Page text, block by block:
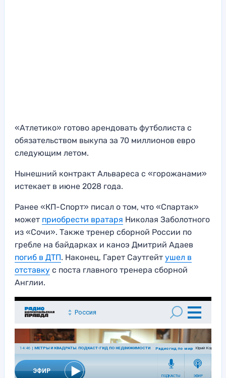
«Атлетико» готово арендовать футболиста с
обязательством выкупа за 70 миллионов евро
следующим летом.
Нынешний контракт Альвареса с «горожанами»
истекает в июне 2028 года.
Ранее «КП-Спорт» писал о том, что «Спартак»
может приобрести вратаря Николая Заболотного
из «Сочи». Также тренер сборной России по
гребле на байдарках и каноэ Дмитрий Адаев
погиб в ДТП. Наконец, Гарет Саутгейт ушел в
отставку с поста главного тренера сборной
Англии.